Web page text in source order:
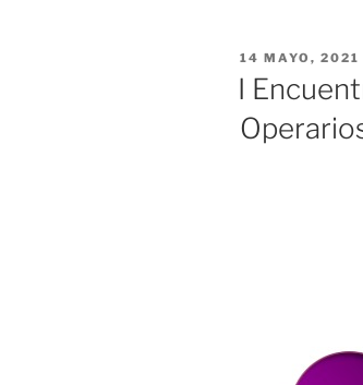
PUBLICADO
EL
14 MAYO, 2021
I